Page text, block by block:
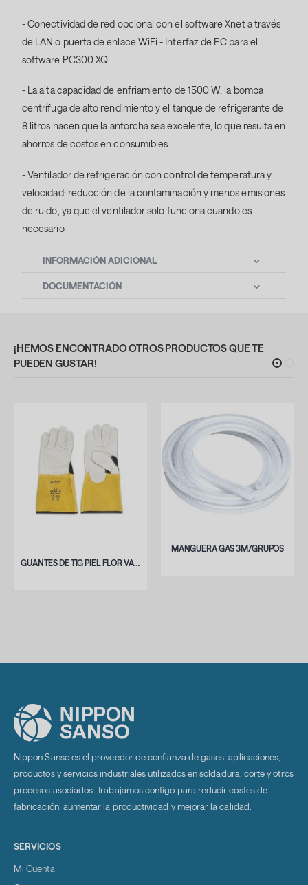
- Conectividad de red opcional con el software Xnet a través
de LAN o puerta de enlace WiFi - Interfaz de PC para el
software PC300 XQ.
- La alta capacidad de enfriamiento de 1500 W, la bomba
centrífuga de alto rendimiento y el tanque de refrigerante de
8 litros hacen que la antorcha sea excelente, lo que resulta en
ahorros de costos en consumibles.
- Ventilador de refrigeración con control de temperatura y
velocidad: reducción de la contaminación y menos emisiones
de ruido, ya que el ventilador solo funciona cuando es
necesario
INFORMACIÓN ADICIONAL
DOCUMENTACIÓN
¡HEMOS ENCONTRADO OTROS PRODUCTOS QUE TE
PUEDEN GUSTAR!
GUANTES DE TIG PIEL FLOR VACUNO TALLA L
MANGUERA GAS 3M/GRUPOS
Nippon Sanso es el proveedor de confianza de gases, aplicaciones,
productos y servicios industriales utilizados en soldadura, corte y otros
procesos asociados. Trabajamos contigo para reducir costes de
fabricación, aumentar la productividad y mejorar la calidad.
SERVICIOS
Mi Cuenta